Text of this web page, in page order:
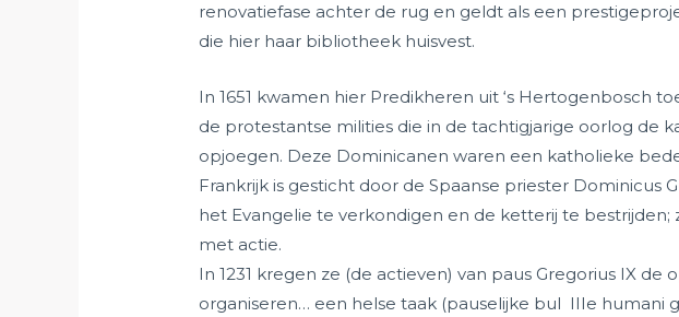
renovatiefase achter de rug en geldt als een
die hier haar bibliotheek huisvest.
In 1651 kwamen hier Predikheren uit ‘s Hertogenbosch
de protestantse milities die in de tachtigjarige oorlog de
opjoegen. Deze Dominicanen waren een katholieke
Frankrijk is gesticht door de Spaanse priester Dominicus
het Evangelie te verkondigen en de ketterij te
met actie.
In 1231 kregen ze (de actieven) van paus Gregorius IX de
organiseren… een helse taak (pauselijke bul IIIe humani